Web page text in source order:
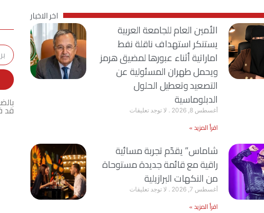
اخر الاخبار
الأمين العام للجامعة العربية
يستنكر استهداف ناقلة نفط
اماراتية أثناء عبورها لمضيق هرمز
ويحمل طهران المسئولية عن
التصعيد وتعطيل الحلول
الدبلوماسية
أغسطس 8, 2026 لا توجد تعليقات
اقرأ المزيد »
شاماس” يقدّم تجربة مسائية
راقية مع قائمة جديدة مستوحاة
من النكهات البرازيلية
أغسطس 7, 2026 لا توجد تعليقات
اقرأ المزيد »
قد